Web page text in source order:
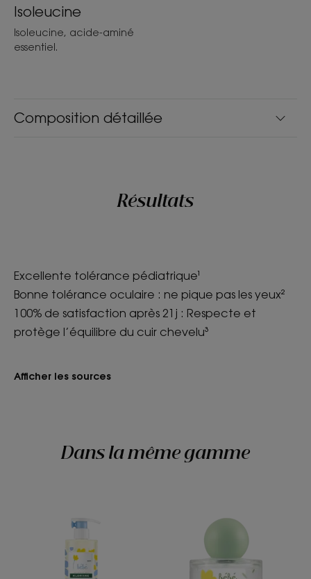
Composition détaillée
Isoleucine
Isoleucine, acide-aminé
essentiel.
Résultats
Excellente tolérance pédiatrique¹
Bonne tolérance oculaire : ne pique pas les yeux²
100% de satisfaction après 21j : Respecte et
protège l’équilibre du cuir chevelu³
Afficher les sources
Dans la même gamme
lavant doux au
Calendula
PETIT
BRIN
Eau
parfumée